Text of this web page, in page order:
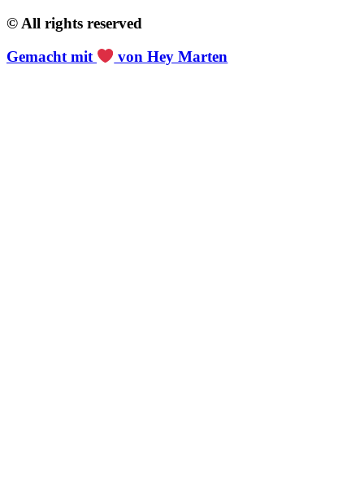
© All rights reserved
Gemacht mit
von Hey Marten